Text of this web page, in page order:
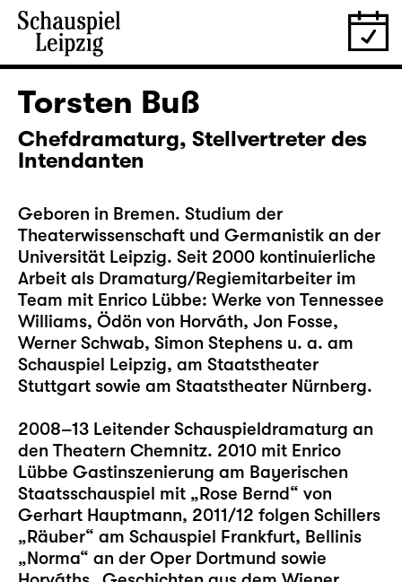
Torsten Buß
Chefdramaturg, Stellvertreter des
Intendanten
Geboren in Bremen. Studium der
Theaterwissenschaft und Germanistik an der
Universität Leipzig. Seit 2000 kontinuierliche
Arbeit als Dramaturg/Regiemitarbeiter im
Team mit Enrico Lübbe: Werke von Tennessee
Williams, Ödön von Horváth, Jon Fosse,
Werner Schwab, Simon Stephens u. a. am
Schauspiel Leipzig, am Staatstheater
Stuttgart sowie am Staatstheater Nürnberg.
2008–13 Leitender Schauspieldramaturg an
den Theatern Chemnitz. 2010 mit Enrico
Lübbe Gastinszenierung am Bayerischen
Staatsschauspiel mit „Rose Bernd“ von
Gerhart Hauptmann, 2011/12 folgen Schillers
„Räuber“ am Schauspiel Frankfurt, Bellinis
„Norma“ an der Oper Dortmund sowie